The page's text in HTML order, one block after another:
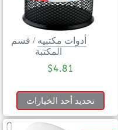
أدوات مكتبيه / قسم
المكتبة
$4.81
تحديد أحد الخيارات